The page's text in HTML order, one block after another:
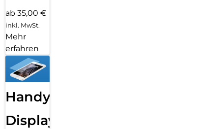
ab 35,00 €
inkl. MwSt.
Mehr
erfahren
Handy
Displayfolie